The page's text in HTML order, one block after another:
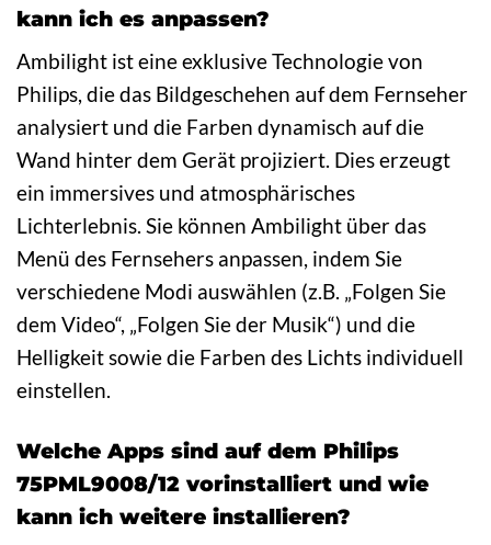
kann ich es anpassen?
Ambilight ist eine exklusive Technologie von
Philips, die das Bildgeschehen auf dem Fernseher
analysiert und die Farben dynamisch auf die
Wand hinter dem Gerät projiziert. Dies erzeugt
ein immersives und atmosphärisches
Lichterlebnis. Sie können Ambilight über das
Menü des Fernsehers anpassen, indem Sie
verschiedene Modi auswählen (z.B. „Folgen Sie
dem Video“, „Folgen Sie der Musik“) und die
Helligkeit sowie die Farben des Lichts individuell
einstellen.
Welche Apps sind auf dem Philips
75PML9008/12 vorinstalliert und wie
kann ich weitere installieren?